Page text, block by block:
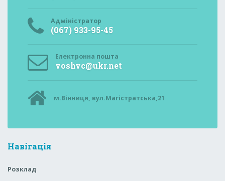
Адміністратор
(067) 933-95-45
Електронна пошта
voshvc@ukr.net
м.Вінниця, вул.Магістратська,21
Навігація
Розклад